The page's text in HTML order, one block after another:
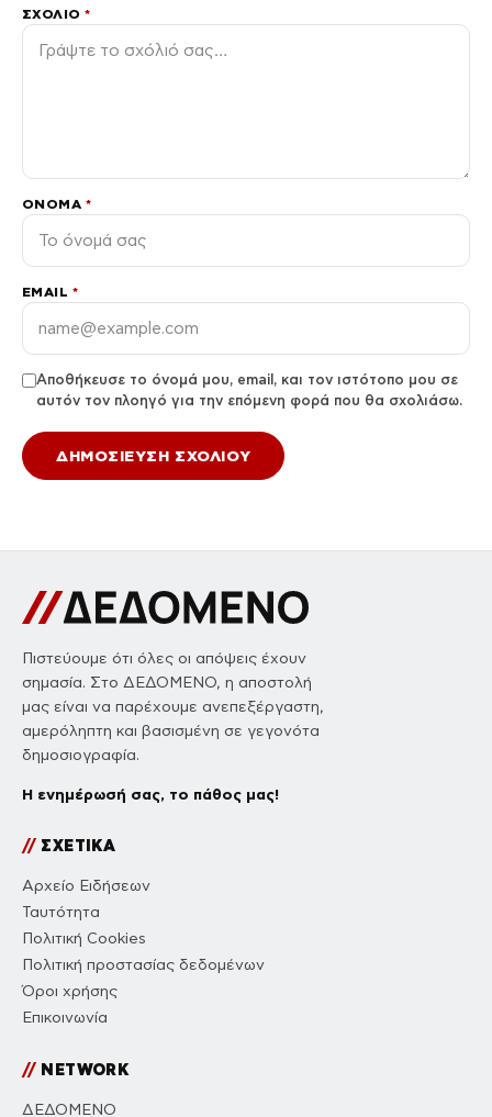
ΣΧΌΛΙΟ*
ΌΝΟΜΑ *
EMAIL *
Αποθήκευσε το όνομά μου, email, και τον ιστότοπο μου σε
αυτόν τον πλοηγό για την επόμενη φορά που θα σχολιάσω.
Πιστεύουμε ότι όλες οι απόψεις έχουν
σημασία. Στο ΔΕΔΟΜΕΝΟ, η αποστολή
μας είναι να παρέχουμε ανεπεξέργαστη,
αμερόληπτη και βασισμένη σε γεγονότα
δημοσιογραφία.
Η ενημέρωσή σας, το πάθος μας!
//ΣΧΕΤΙΚΑ
Αρχείο Ειδήσεων
Ταυτότητα
Πολιτική Cookies
Πολιτική προστασίας δεδομένων
Όροι χρήσης
Επικοινωνία
//NETWORK
ΔΕΔΟΜΕΝΟ